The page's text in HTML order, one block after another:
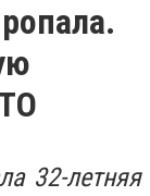
32-летняя